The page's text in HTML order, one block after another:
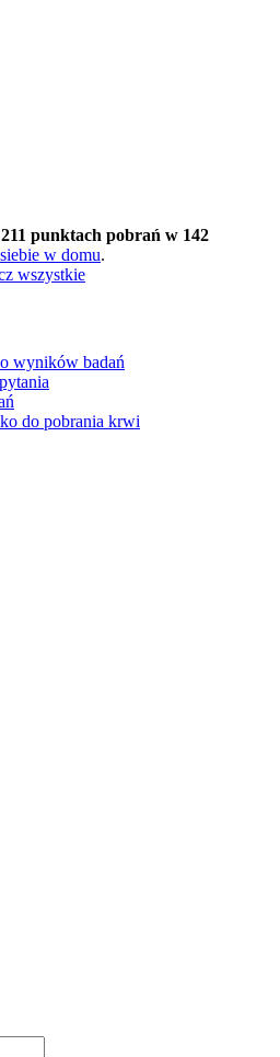
211 punktach pobrań w 142
siebie w domu.
wszystkie
wyników badań
do pobrania krwi